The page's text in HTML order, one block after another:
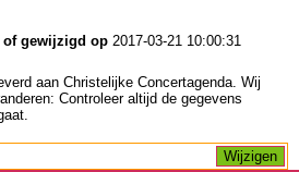
of gewijzigd op 2017-03-21 10:00:31
aan Christelijke Concertagenda. Wij
Controleer altijd de gegevens